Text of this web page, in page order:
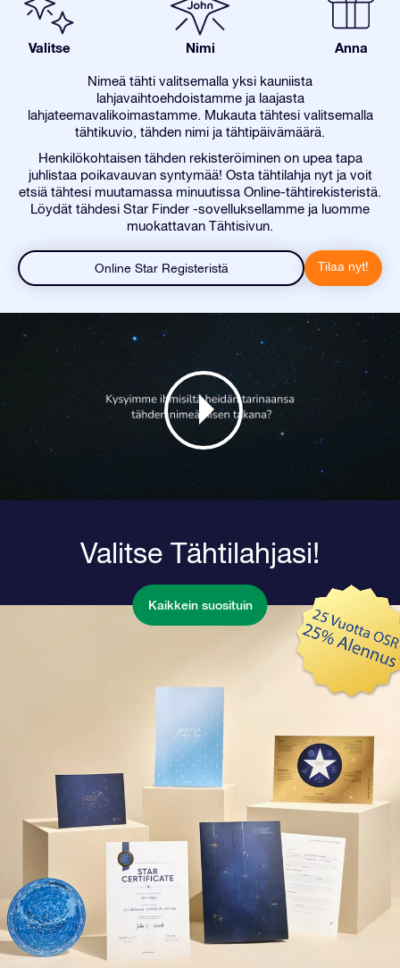
Valitse Nimi Anna
Nimeä tähti valitsemalla yksi kauniista
lahjavaihtoehdoistamme ja laajasta
lahjateemavalikoimastamme. Mukauta tähtesi valitsemalla
tähtikuvio, tähden nimi ja tähtipäivämäärä.
Henkilökohtaisen tähden rekisteröiminen on upea tapa
juhlistaa poikavauvan syntymää! Osta tähtilahja nyt ja voit
etsiä tähtesi muutamassa minuutissa Online-tähtirekisteristä.
Löydät tähdesi Star Finder -sovelluksellamme ja luomme
muokattavan Tähtisivun.
Online Star Registeristä Tilaa nyt!
Valitse Tähtilahjasi!
Kaikkein suosituin